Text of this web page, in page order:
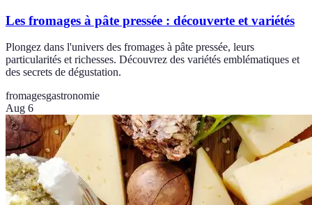
Les fromages à pâte pressée : découverte et variétés
Plongez dans l'univers des fromages à pâte pressée, leurs
particularités et richesses. Découvrez des variétés emblématiques et
des secrets de dégustation.
fromagesgastronomie
Aug 6